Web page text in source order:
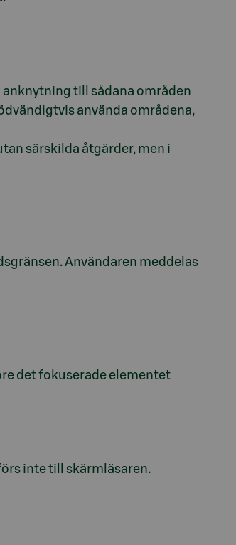
anknytning till sådana områden
använda områdena,
särskilda åtgärder, men i
Användaren meddelas
det fokuserade elementet
inte till skärmläsaren.